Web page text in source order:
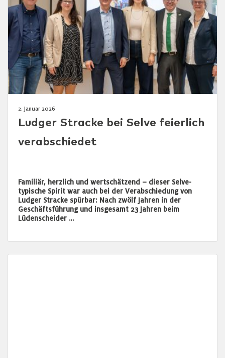
2. Januar 2026
Ludger Stracke bei Selve feierlich
verabschiedet
Familiär, herzlich und wertschätzend – dieser Selve-
typische Spirit war auch bei der Verabschiedung von
Ludger Stracke spürbar: Nach zwölf Jahren in der
Geschäftsführung und insgesamt 23 Jahren beim
Lüdenscheider …